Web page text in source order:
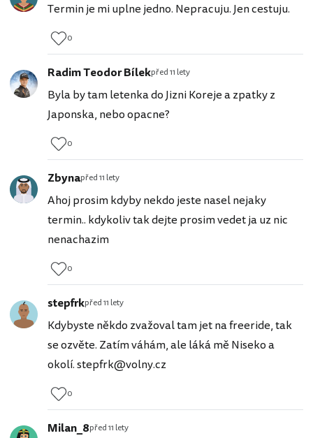
Termin je mi uplne jedno. Nepracuju. Jen cestuju.
0
Radim Teodor Bílekpřed 11 lety
Byla by tam letenka do Jizni Koreje a zpatky z
Japonska, nebo opacne?
0
Zbynapřed 11 lety
Ahoj prosim kdyby nekdo jeste nasel nejaky
termin.. kdykoliv tak dejte prosim vedet ja uz nic
nenachazim
0
stepfrkpřed 11 lety
Kdybyste někdo zvažoval tam jet na freeride, tak
se ozvěte. Zatím váhám, ale láká mě Niseko a
okolí. stepfrk@volny.cz
0
Milan_8před 11 lety